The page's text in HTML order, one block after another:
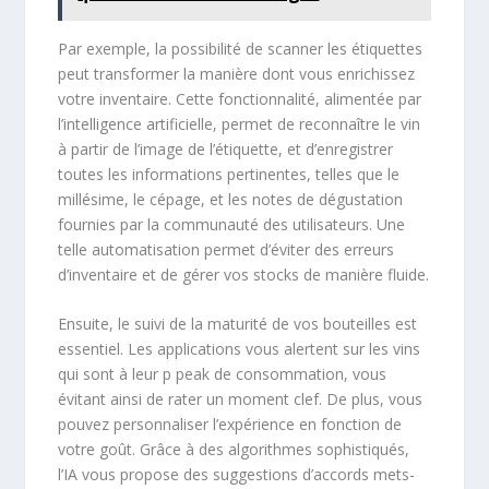
Par exemple, la possibilité de scanner les étiquettes
peut transformer la manière dont vous enrichissez
votre inventaire. Cette fonctionnalité, alimentée par
l’intelligence artificielle, permet de reconnaître le vin
à partir de l’image de l’étiquette, et d’enregistrer
toutes les informations pertinentes, telles que le
millésime, le cépage, et les notes de dégustation
fournies par la communauté des utilisateurs. Une
telle automatisation permet d’éviter des erreurs
d’inventaire et de gérer vos stocks de manière fluide.
Ensuite, le suivi de la maturité de vos bouteilles est
essentiel. Les applications vous alertent sur les vins
qui sont à leur p peak de consommation, vous
évitant ainsi de rater un moment clef. De plus, vous
pouvez personnaliser l’expérience en fonction de
votre goût. Grâce à des algorithmes sophistiqués,
l’IA vous propose des suggestions d’accords mets-